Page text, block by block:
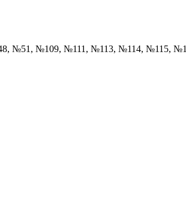
№109, №111, №113, №114, №115,